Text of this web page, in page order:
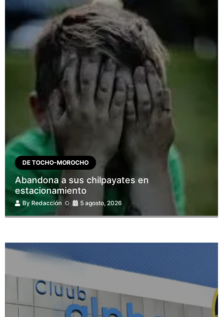
DE TOCHO-MOROCHO
Abandona a sus chilpayates en
estacionamiento
By Redacción 5 agosto, 2026